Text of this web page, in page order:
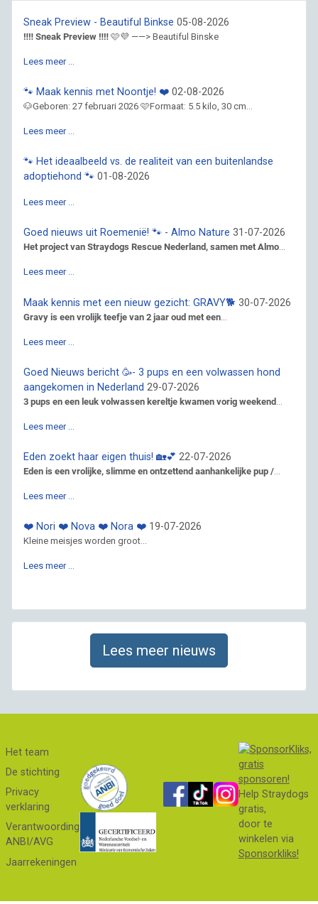
Sneak Preview - Beautiful Binkse 05-08-2026
‼️‼️ Sneak Preview ‼️‼️ 🩷💜 ——> Beautiful Binske
Lees meer …
🐾 Maak kennis met Noontje! ❤️ 02-08-2026
🐶Geboren: 27 februari 2026 🩷Formaat: 5.5 kilo, 30 cm...
Lees meer …
🐾 Het ideaalbeeld vs. de realiteit van een buitenlandse
adoptiehond 🐾 01-08-2026
Lees meer …
Goed nieuws uit Roemenië! 🐾 - Almo Nature 31-07-2026
Het project van Straydogs Rescue Nederland, samen met Almo...
Lees meer …
Maak kennis met een nieuw gezicht: GRAVY🐕 30-07-2026
Gravy is een vrolijk teefje van 2 jaar oud met een
Lees meer …
Goed Nieuws bericht 🥳- 3 pups en een volwassen hond
aangekomen in Nederland 29-07-2026
3 pups en een leuk volwassen kereltje kwamen vorig weekend
Lees meer …
Eden zoekt haar eigen thuis! 🏡💕 22-07-2026
Eden is een vrolijke, slimme en ontzettend aanhankelijke pup /
Lees meer …
❤️ Nori ❤️ Nova ❤️ Nora ❤️ 19-07-2026
Kleine meisjes worden groot...
Lees meer …
Lees meer nieuws
Het team
De stichting
Privacy
verklaring
Verantwoording
ANBI/AVG
Jaarrekeningen
Help Straydogs
gratis,
door te
winkelen via
Sponsorkliks!